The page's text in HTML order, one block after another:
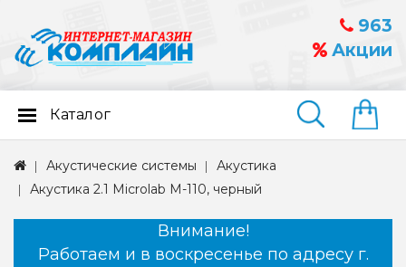
963
Акции
Найти
Каталог
Акустические системы
Акустика
Акустика 2.1 Microlab M-110, черный
Внимание!
Работаем и в воскресенье по адресу г.